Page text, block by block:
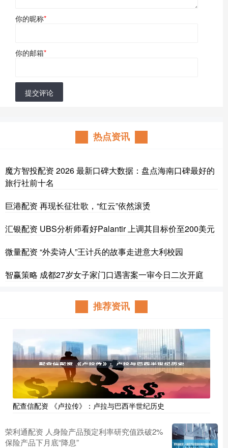
你的昵称*
你的邮箱*
提交评论
热点资讯
魔方智投配资 2026 最新口碑大数据：盘点海南口碑最好的
旅行社前十名
巨港配资 再现长征壮歌，“红云”依然滚烫
汇银配资 UBS分析师看好Palantir 上调其目标价至200美元
微量配资 “外卖诗人”王计兵的故事走进意大利校园
智赢策略 成都27岁女子家门口遇害案一审今日二次开庭
推荐资讯
配查信配资 《卢拉传》：卢拉与巴西半世纪历史
荣利通配资 人身险产品预定利率研究值跌破2%
保险产品下月底“降息”